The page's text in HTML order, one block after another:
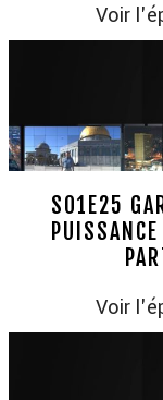
Voir
S01E25
Voir